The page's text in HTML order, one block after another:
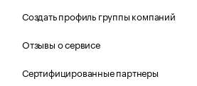
Создать профиль группы компаний
Отзывы о сервисе
Сертифицированные партнеры